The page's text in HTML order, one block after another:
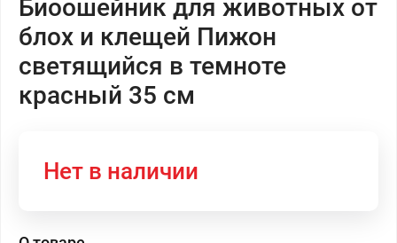
Биоошейник для животных от
блох и клещей Пижон
светящийся в темноте
красный 35 см
Нет в наличии